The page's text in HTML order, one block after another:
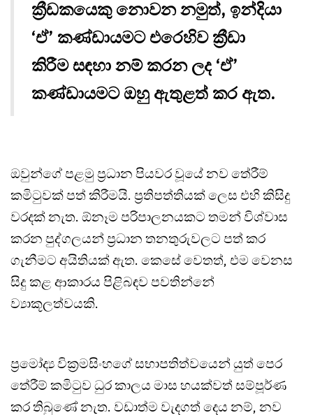
ක්‍රීඩකයෙකු නොවන නමුත්, ඉන්දියා
‘ඒ’ කණ්ඩායමට එරෙහිව ක්‍රීඩා
කිරීම සඳහා නම් කරන ලද ‘ඒ’
කණ්ඩායමට ඔහු ඇතුළත් කර ඇත.
ඔවුන්ගේ පළමු ප්‍රධාන පියවර වූයේ නව තේරීම්
කමිටුවක් පත් කිරීමයි. ප්‍රතිපත්තියක් ලෙස එහි කිසිදු
වරදක් නැත. ඕනෑම පරිපාලනයකට තමන් විශ්වාස
කරන පුද්ගලයන් ප්‍රධාන තනතුරුවලට පත් කර
ගැනීමට අයිතියක් ඇත. කෙසේ වෙතත්, එම වෙනස
සිදු කළ ආකාරය පිළිබඳව පවතින්නේ
ව්‍යාකූලත්වයකි.
ප්‍රමෝද්‍ය වික්‍රමසිංහගේ සභාපතිත්වයෙන් යුත් පෙර
තේරීම් කමිටුව ධුර කාලය මාස හයක්වත් සම්පූර්ණ
කර තිබුණේ නැත. වඩාත්ම වැදගත් දෙය නම්, නව